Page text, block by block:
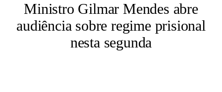
Ministro Gilmar Mendes abre
audiência sobre regime prisional
nesta segunda